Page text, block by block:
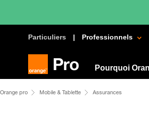
Particuliers Professionnels
Pourquoi
Orange pro Mobile & Tablette Assurances